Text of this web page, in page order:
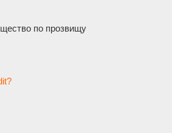
по прозвищу